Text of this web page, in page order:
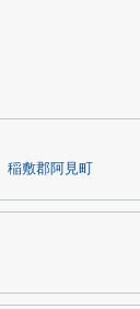
稲敷郡阿見町